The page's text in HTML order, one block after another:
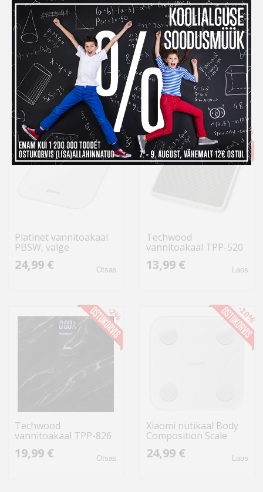
Platinet vannitoa
nutikaal PBSBTW,
valge
24,99 € Otsas
Platinet vannitoakaal
PBS26B, must
11,99 € Laos
Platinet vannitoakaal
PBSW, valge
24,99 € Otsas
-2%
Techwood
vannitoakaal TPP-520
13,99 € Laos
-22%
Techwood
vannitoakaal TPP-826
19,99 € Otsas
-2%
Xiaomi nutikaal Body
Composition Scale
S400, valge
24,99 € Laos
-10%